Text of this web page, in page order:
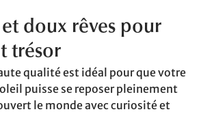
doux rêves pour
trésor
qualité est idéal pour que votre
puisse se reposer pleinement
le monde avec curiosité et